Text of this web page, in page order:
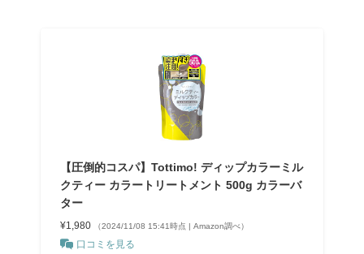
【圧倒的コスパ】Tottimo! ディップカラーミル
クティー カラートリートメント 500g カラーバ
ター
¥1,980 （2024/11/08 15:41時点 | Amazon調べ）
口コミを見る